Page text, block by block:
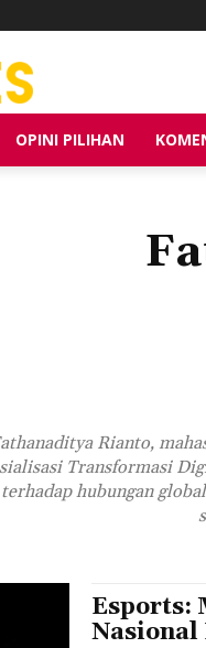
OPINI PILIHAN
Rianto,
Transformasi
terhadap hubungan
Esports: